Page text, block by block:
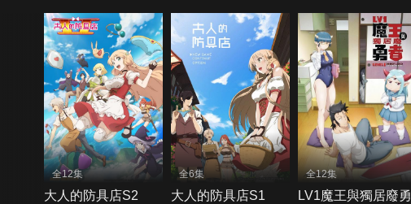
全12集
大人的防具店S2
全6集
大人的防具店S1
全12集
LV1魔王與獨居廢勇